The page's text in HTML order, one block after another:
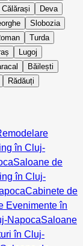
Călărași
Deva
Slobozia
Turda
Lugoj
Băilești
Rădăuți
în Cluj-
Saloane de
în Cluj-
Cabinete de
Evenimente în
NapocaSaloane
în Cluj-